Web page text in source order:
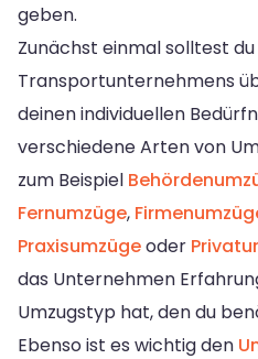
geben.
Zunächst einmal solltest
Transportunternehmens
deinen individuellen
verschiedene Arten von
zum Beispiel
Fernumzüge,
Praxisumzügeoder
das Unternehmen
Umzugstyp hat, den du
Ebenso ist es wichtig den